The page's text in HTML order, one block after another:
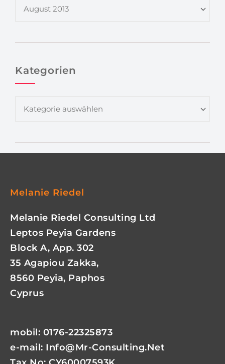
Kategorien
Melanie Riedel
Melanie Riedel Consulting Ltd
Leptos Peyia Gardens
Block A, App. 302
35 Agapiou Zakka,
8560 Peyia, Paphos
Cyprus
mobil: 0176-22325873
e-mail: Info@mr-Consulting.net